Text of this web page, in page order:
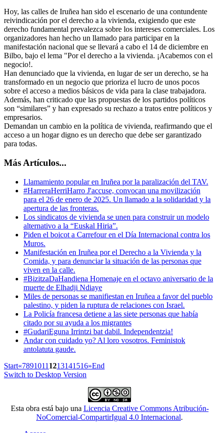
Hoy, las calles de Iruñea han sido el escenario de una contundente
reivindicación por el derecho a la vivienda, exigiendo que este
derecho fundamental prevalezca sobre los intereses comerciales. Los
organizadores han hecho un llamado para participar en la
manifestación nacional que se llevará a cabo el 14 de diciembre en
Bilbo, bajo el lema "Por el derecho a la vivienda. ¡Acabemos con el
negocio!.
Han denunciado que la vivienda, en lugar de ser un derecho, se ha
transformado en un negocio que prioriza el lucro de unos pocos
sobre el acceso a medios básicos de vida para la clase trabajadora.
Además, han criticado que las propuestas de los partidos políticos
son “similares” y han expresado su rechazo a tratos entre políticos y
empresarios.
Demandan un cambio en la política de vivienda, reafirmando que el
acceso a un hogar digno es un derecho que debe ser garantizado
para todas.
Más Artículos...
Llamamiento popular en Iruñea por la paralización del TAV.
#HarreraHerriHarro J'accuse, convocan una movilización
para el 26 de enero de 2025. Un llamado a la solidaridad y la
apertura de las fronteras.
Los sindicatos de vivienda se unen para construir un modelo
alternativo a la “Euskal Hiria”.
Piden el boicot a Carrefour en el Día Internacional contra los
Muros.
Manifestación en Iruñea por el Derecho a la Vivienda y la
Comida, y para denunciar la situación de las personas que
viven en la calle.
#BizitzaDaHandiena Homenaje en el octavo aniversario de la
muerte de Elhadji Ndiaye
Miles de personas se manifiestan en Iruñea a favor del pueblo
palestino, y piden la ruptura de relaciones con Israel.
La Policía francesa detiene a las siete personas que había
citado por su ayuda a los migrantes
#GudariEguna Irrintzi bat dabil. Independentzia!
Andar con cuidado yo? Al loro vosotros. Feministok
antolatuta gaude.
Start«7891011 1213141516»End
Switch to Desktop Version
Esta obra está bajo una Licencia Creative Commons Atribución-
NoComercial-CompartirIgual 4.0 Internacional.